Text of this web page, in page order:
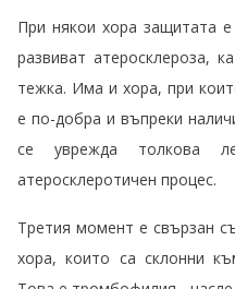
При някои хора защитата
развиват атеросклероза,
тежка. Има и хора, при
е по-добра и въпреки
се уврежда толкова
атеросклеротичен процес.
Третия момент е свързан
хора, които са склонни